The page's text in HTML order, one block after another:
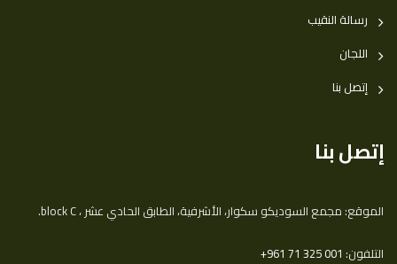
رسالة النقيب
اللجان
إتصل بنا
إتصل بنا
الموقع: مجمع السوديكو سكوار، الأشرفية، الطابق الحادي عشر ، block C.
التلفون: ‎+961 71 325 001